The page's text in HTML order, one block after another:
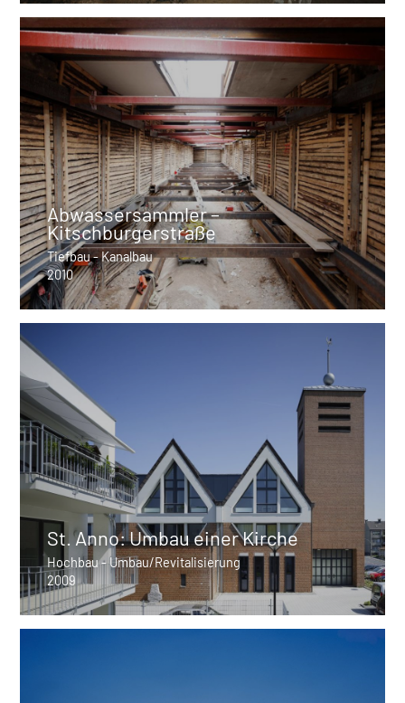
Abwassersammler –
Kitschburgerstraße
Tiefbau - Kanalbau
2010
St. Anno: Umbau einer Kirche
Hochbau - Umbau/Revitalisierung
2009